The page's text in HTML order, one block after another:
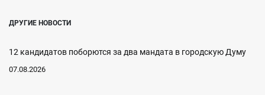
ДРУГИЕ НОВОСТИ
12 кандидатов поборются за два мандата в городскую Думу
07.08.2026